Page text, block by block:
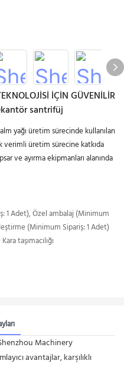
İÇİN GÜVENİLİR
santrifüj
yağı üretim sürecinde kullanılan
üretim sürecine katkıda
ve ayırma ekipmanları alanında
1 Adet), Özel ambalaj (Minimum
(Minimum Sipariş: 1 Adet)
taşımacılığı
Machinery
avantajlar, karşılıklı